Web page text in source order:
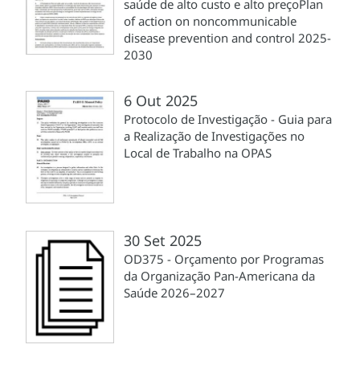
saúde de alto custo e alto preçoPlan
of action on noncommunicable
disease prevention and control 2025-
2030
6 Out 2025
Protocolo de Investigação - Guia para
a Realização de Investigações no
Local de Trabalho na OPAS
30 Set 2025
OD375 - Orçamento por Programas
da Organização Pan-Americana da
Saúde 2026–2027